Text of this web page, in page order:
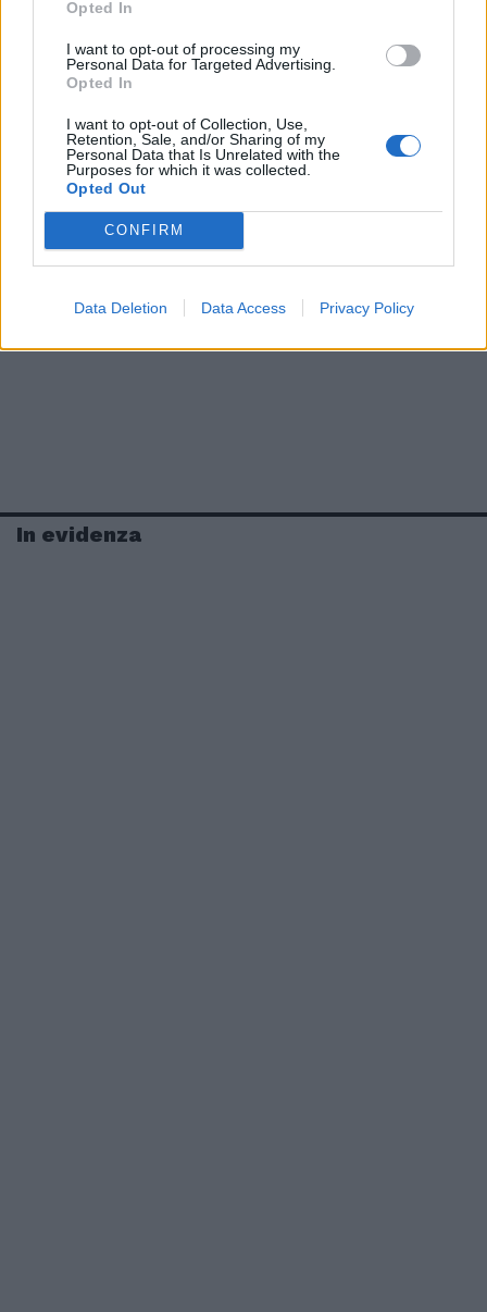
Opted In
I want to opt-out of processing my
Personal Data for Targeted Advertising.
Opted In
I want to opt-out of Collection, Use,
Retention, Sale, and/or Sharing of my
Personal Data that Is Unrelated with the
Purposes for which it was collected.
Opted Out
CONFIRM
Data Deletion Data Access Privacy Policy
In evidenza